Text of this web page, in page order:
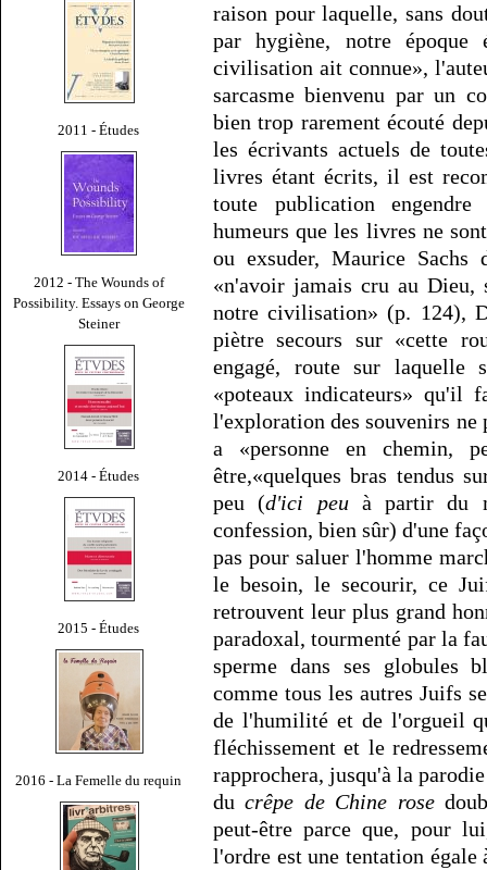
2011 - Études
2012 - The Wounds of
Possibility. Essays on George
Steiner
2014 - Études
2015 - Études
2016 - La Femelle du requin
raison pour laquelle, sans
par hygiène, notre
civilisation ait connue»,
sarcasme bienvenu par un
bien trop rarement écouté
les écrivants actuels de
livres étant écrits, il est
toute publication
humeurs que les livres ne
ou exsuder, Maurice
«n'avoir jamais cru au
notre civilisation» (p. 124),
piètre secours sur «cette
engagé, route sur laquelle
«poteaux indicateurs» qu'il
l'exploration des souvenirs
a «personne en chemin,
être,«quelques bras tendus
peu (d'ici peuà partir du
confession, bien sûr) d'une
pas pour saluer l'homme
le besoin, le secourir, ce
retrouvent leur plus grand
paradoxal, tourmenté par la
sperme dans ses globules
comme tous les autres Juifs
de l'humilité et de l'orgueil
fléchissement et le
rapprochera, jusqu'à la
ducrêpe de Chine rose
peut-être parce que, pour
l'ordre est une tentation égale